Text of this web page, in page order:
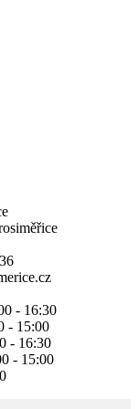
- 16:30
- 15:00
- 16:30
- 15:00